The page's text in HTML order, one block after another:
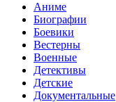
Аниме
Биографии
Боевики
Вестерны
Военные
Детективы
Детские
Документальные